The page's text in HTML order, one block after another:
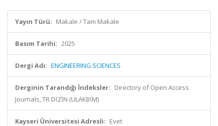
Yayın Türü: Makale / Tam Makale
Basım Tarihi: 2025
Dergi Adı: ENGINEERING SCIENCES
Derginin Tarandığı İndeksler: Directory of Open Access
Journals, TR DİZİN (ULAKBİM)
Kayseri Üniversitesi Adresli: Evet